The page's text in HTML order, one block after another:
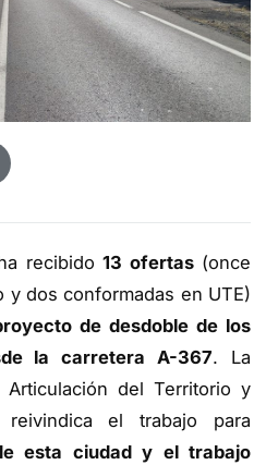
recibido 13 ofertas(once
y dos conformadas en UTE)
de desdoble de los
la carretera A-367. La
del Territorio y
reivindica el trabajo para
esta ciudad y el trabajo